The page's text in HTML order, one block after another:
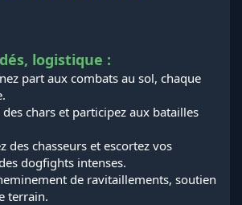
logistique :
part aux combats au sol, chaque
des chars et participez aux batailles
des chasseurs et escortez vos
dogfights intenses.
de ravitaillements, soutien
terrain.